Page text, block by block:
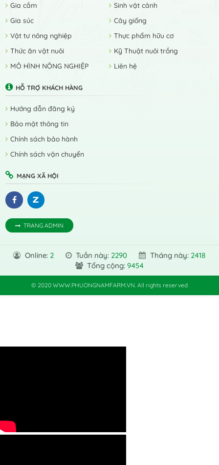
Gia cầm
Sinh vật cảnh
Gia súc
Cây giống
Vật tư nông nghiệp
Thực phẩm hữu cơ
Thức ăn vật nuôi
Kỹ Thuật nuôi trồng
MÔ HÌNH NÔNG NGHIỆP
Liên hệ
HỖ TRỢ KHÁCH HÀNG
Hướng dẫn đăng ký
Bảo mật thông tin
Chính sách bảo hành
Chính sách vận chuyển
MẠNG XÃ HỘI
TRANG ADMIN
Online: 2 Tuần này: 2290 Tháng này: 2418
Tổng cộng:9454
© 2020 WWW.PHUONGNAMFARM.VN. All rights reserved